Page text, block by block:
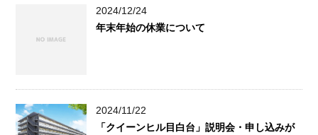
2024/12/24
年末年始の休業について
2024/11/22
「クイーンヒル目白台」説明会・申し込みが